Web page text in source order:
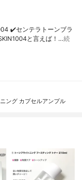
✔️センテラトーンブラ
と言えば！…続
ング カプセルアンプル